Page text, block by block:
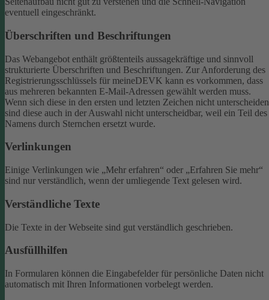
eventuell eingeschränkt.
Überschriften und Beschriftungen
Das Webangebot enthält größtenteils aussagekräftige und sinnvoll
strukturierte Überschriften und Beschriftungen. Zur Anforderung des
Registrierungsschlüssels für meineDEVK kann es vorkommen, dass
aus mehreren bekannten E-Mail-Adressen gewählt werden muss.
Wenn sich diese in den ersten und letzten Zeichen nicht
sind diese auch in der Auswahl nicht unterscheidbar, weil ein Teil des
Namens durch Sternchen ersetzt wurde.
Verlinkungen
Einige Verlinkungen wie „Mehr erfahren“ oder „Erfahren Sie mehr“
sind nur verständlich, wenn der umliegende Text gelesen wird.
Verständliche Texte
Die Texte in der Webseite sind gut verständlich geschrieben.
Ausfüllhilfen
In Formularen können die Eingabefelder für persönliche Daten nicht
automatisch mit Ihren Informationen vorbelegt werden.